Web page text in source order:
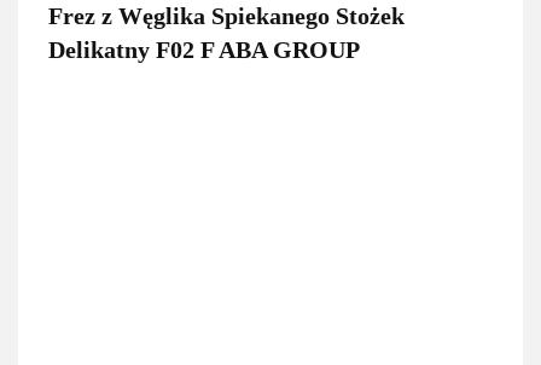
Frez z Węglika Spiekanego Stożek
Delikatny F02 F ABA GROUP